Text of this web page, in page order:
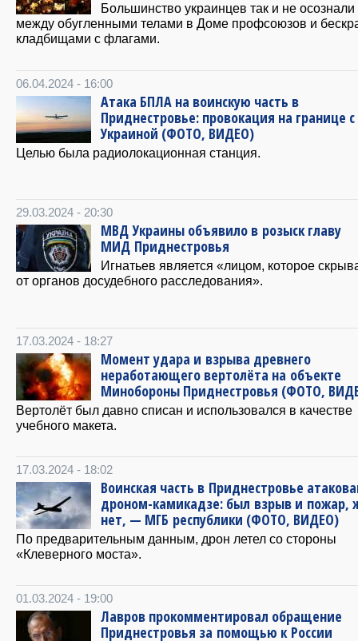
Большинство украинцев так и не осознали
между обугленными телами в Доме профсоюзов и
кладбищами с флагами.
06.04.2024 - 16:00
Атака БПЛА на воинскую часть в
Приднестровье: провокация на границе с
Украиной (ФОТО, ВИДЕО)
Целью была радиолокационная станция.
29.03.2024 - 20:30
МВД Украины объявило в розыск главу
МИД Приднестровья
Игнатьев является «лицом, которое
от органов досудебного расследования».
17.03.2024 - 18:27
Момент удара и взрыва древнего
неработающего вертолёта на объекте
Минобороны Приднестровья (ФОТО,
Вертолёт был давно списан и использовался в качестве
учебного макета.
17.03.2024 - 18:02
Воинская часть в Приднестровье
дроном-камикадзе: был взрыв и пожар,
нет, — МГБ республики (ФОТО, ВИДЕО)
По предварительным данным, дрон летел со стороны
«Клеверного моста».
01.03.2024 - 19:00
Лавров прокомментировал обращение
Приднестровья за помощью к России